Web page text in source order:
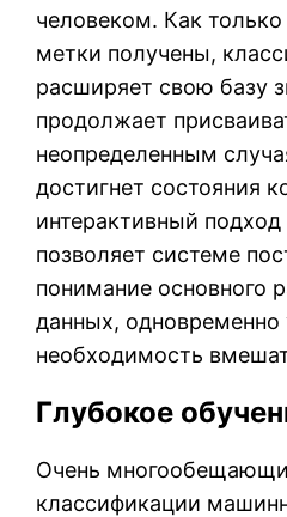
человеком. Как
метки получены,
расширяет свою базу
продолжает
неопределенным
достигнет состояния
интерактивный
позволяет системе
понимание основного
данных,
необходимость
Глубокое
Очень
классификации